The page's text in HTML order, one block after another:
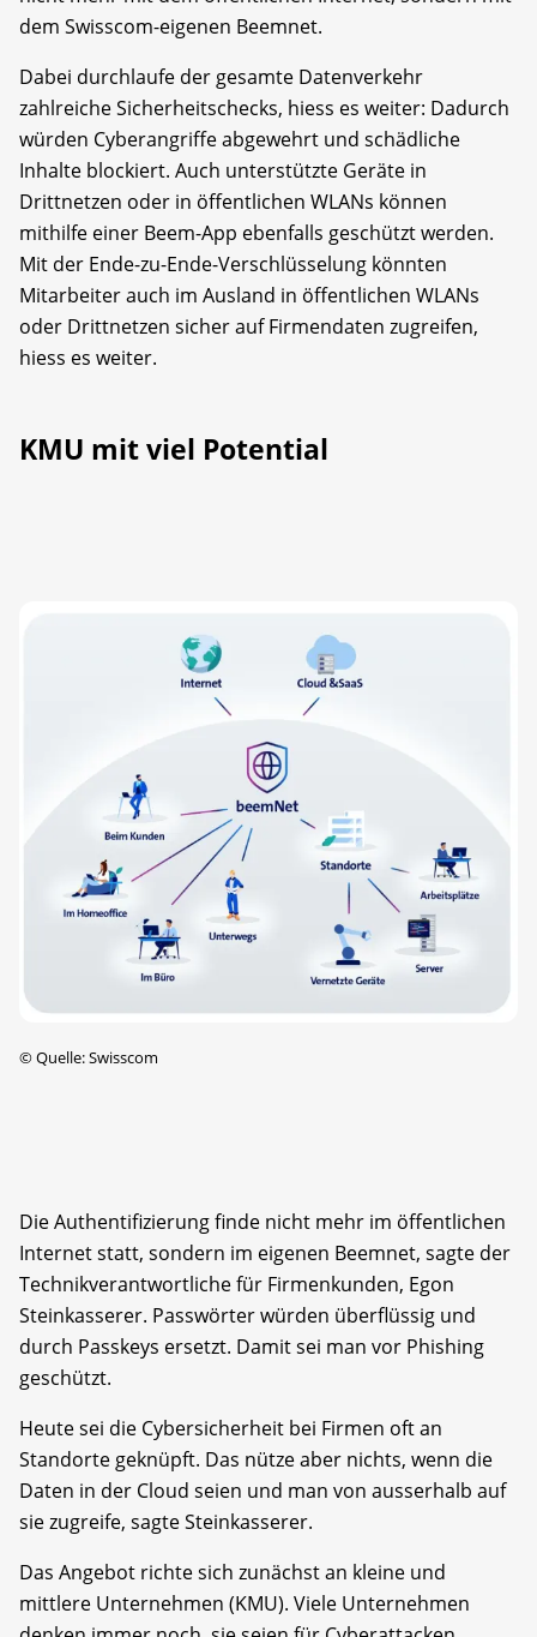
dem Swisscom-eigenen Beemnet.
Dabei durchlaufe der gesamte Datenverkehr
zahlreiche Sicherheitschecks, hiess es weiter: Dadurch
würden Cyberangriffe abgewehrt und schädliche
Inhalte blockiert. Auch unterstützte Geräte in
Drittnetzen oder in öffentlichen WLANs können
mithilfe einer Beem-App ebenfalls geschützt werden.
Mit der Ende-zu-Ende-Verschlüsselung könnten
Mitarbeiter auch im Ausland in öffentlichen WLANs
oder Drittnetzen sicher auf Firmendaten zugreifen,
hiess es weiter.
KMU mit viel Potential
©Quelle: Swisscom
Die Authentifizierung finde nicht mehr im öffentlichen
Internet statt, sondern im eigenen Beemnet, sagte der
Technikverantwortliche für Firmenkunden, Egon
Steinkasserer. Passwörter würden überflüssig und
durch Passkeys ersetzt. Damit sei man vor Phishing
geschützt.
Heute sei die Cybersicherheit bei Firmen oft an
Standorte geknüpft. Das nütze aber nichts, wenn die
Daten in der Cloud seien und man von ausserhalb auf
sie zugreife, sagte Steinkasserer.
Das Angebot richte sich zunächst an kleine und
mittlere Unternehmen (KMU). Viele Unternehmen